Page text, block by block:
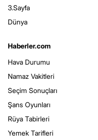
3.Sayfa
Dünya
Haberler.com
Hava Durumu
Namaz Vakitleri
Seçim Sonuçları
Şans Oyunları
Rüya Tabirleri
Yemek Tarifleri